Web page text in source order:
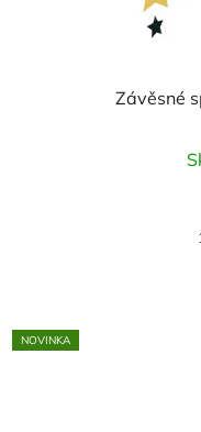
Závěsné
NOVINKA